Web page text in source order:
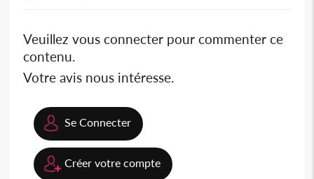
Veuillez vous connecter pour commenter ce
contenu.
Votre avis nous intéresse.
Se Connecter
Créer votre compte